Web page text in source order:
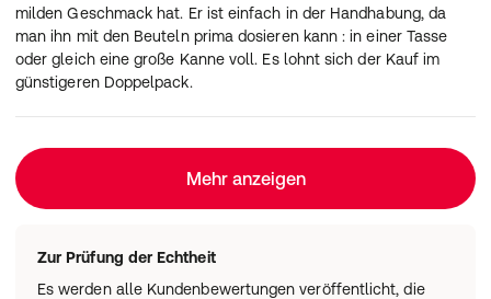
milden Geschmack hat. Er ist einfach in der Handhabung, da
man ihn mit den Beuteln prima dosieren kann : in einer Tasse
oder gleich eine große Kanne voll. Es lohnt sich der Kauf im
günstigeren Doppelpack.
Mehr anzeigen
Zur Prüfung der Echtheit
Es werden alle Kundenbewertungen veröffentlicht, die